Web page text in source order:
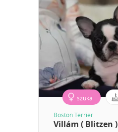
szuka
Boston Terrier
Villám ( Blitzen )